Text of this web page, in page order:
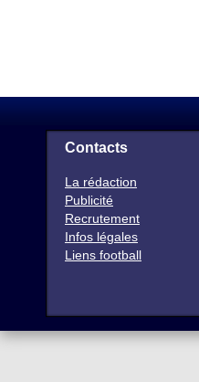
Contacts
La rédaction
Publicité
Recrutement
Infos légales
Liens football